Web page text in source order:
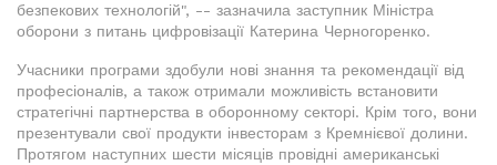
безпекових технологій", -- зазначила заступник Міністра
оборони з питань цифровізації Катерина Черногоренко.
Учасники програми здобули нові знання та рекомендації від
професіоналів, а також отримали можливість встановити
стратегічні партнерства в оборонному секторі. Крім того, вони
презентували свої продукти інвесторам з Кремнієвої долини.
Протягом наступних шести місяців провідні американські